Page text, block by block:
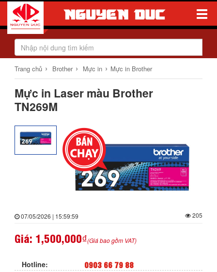
Toggle
Trang chủ › Brother › Mực in › Mực in Brother
Mực in Laser màu Brother
TN269M
07/05/2026 | 15:59:59 205
Giá: 1,500,000₫(Giá bao gồm VAT)
Hotline: 0903 66 79 88